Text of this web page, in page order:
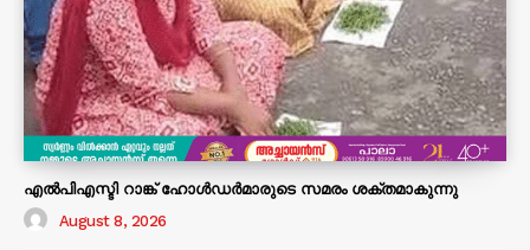
എൽപിഎസ്ടി റാങ്ക് ഹോൾഡർമാരുടെ സമരം ശക്തമാകുന്നു
August 8, 2026